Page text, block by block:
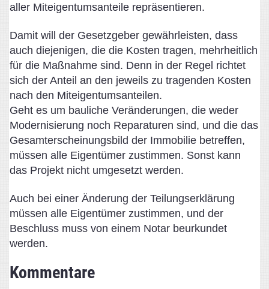
aller Miteigentumsanteile repräsentieren.
Damit will der Gesetzgeber gewährleisten, dass
auch diejenigen, die die Kosten tragen, mehrheitlich
für die Maßnahme sind. Denn in der Regel richtet
sich der Anteil an den jeweils zu tragenden Kosten
nach den Miteigentumsanteilen.
Geht es um bauliche Veränderungen, die weder
Modernisierung noch Reparaturen sind, und die das
Gesamterscheinungsbild der Immobilie betreffen,
müssen alle Eigentümer zustimmen. Sonst kann
das Projekt nicht umgesetzt werden.
Auch bei einer Änderung der Teilungserklärung
müssen alle Eigentümer zustimmen, und der
Beschluss muss von einem Notar beurkundet
werden.
Kommentare